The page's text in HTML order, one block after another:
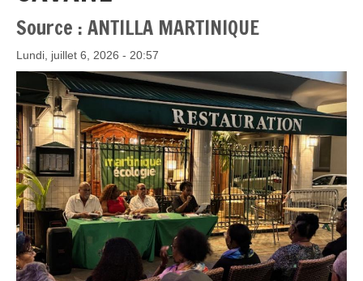
Source : ANTILLA MARTINIQUE
Lundi, juillet 6, 2026 - 20:57